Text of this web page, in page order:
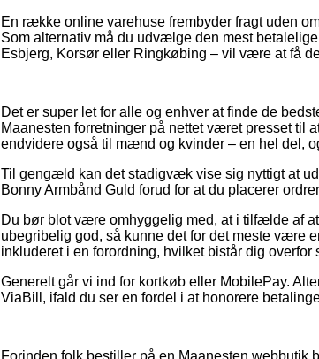
En række online varehuse frembyder fragt uden
Som alternativ må du udvælge den mest
Esbjerg, Korsør eller Ringkøbing – vil være at få
Det er super let for alle og enhver at finde de
Maanesten forretninger på nettet været presset til
endvidere også til mænd og kvinder – en hel del,
Til gengæld kan det stadigvæk vise sig nyttigt at
Bonny Armbånd Guld forud for at du placerer
Du bør blot være omhyggelig med, at i tilfælde af
ubegribelig god, så kunne det for det meste være
inkluderet i en forordning, hvilket bistår dig overfor
Generelt går vi ind for kortkøb eller MobilePay.
ViaBill, ifald du ser en fordel i at honorere
Forinden folk bestiller på en Maanesten webbutik